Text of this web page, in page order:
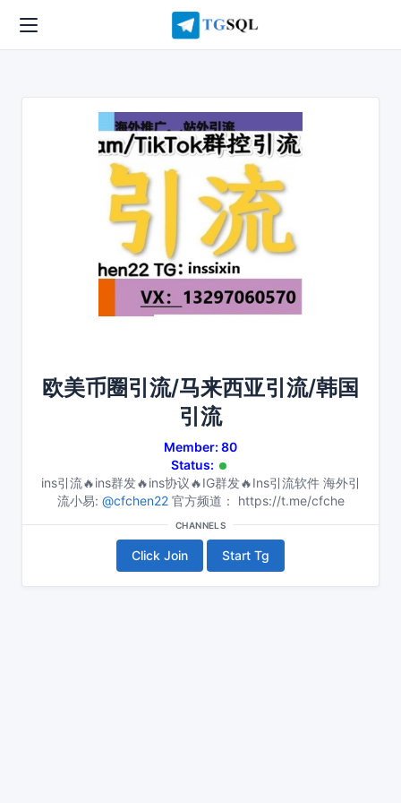
欧美币圈引流/马来西亚引流/韩国
引流
Member: 80
Status:
ins引流🔥ins群发🔥ins协议🔥IG群发🔥Ins引流软件 海外引
流小易: @cfchen22官方频道： https://t.me/cfche
CHANNELS
Click Join Start Tg